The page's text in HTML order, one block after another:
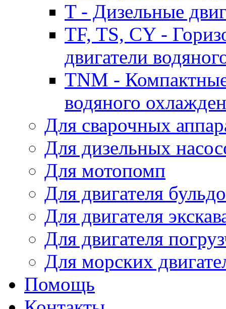
T - Дизельные
TF, TS, CY -
двигатели
TNM -
водяного
Для сварочных
Для дизельных
Для мотопомп
Для двигателя
Для двигателя
Для двигателя
Для морских
Помощь